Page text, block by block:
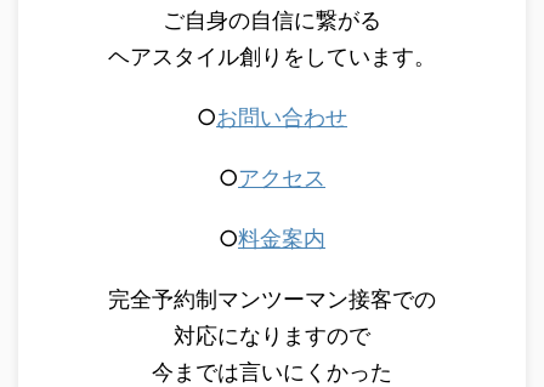
ご自身の自信に繋がる
ヘアスタイル創りをしています。
○お問い合わせ
○アクセス
○料金案内
完全予約制マンツーマン接客での
対応になりますので
今までは言いにくかった